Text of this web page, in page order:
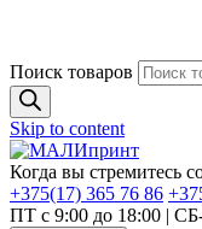
Поиск товаров
Skip to content
Когда вы стремитесь
+375(17) 365 76 86
ПТ с 9:00 до 18:00 |